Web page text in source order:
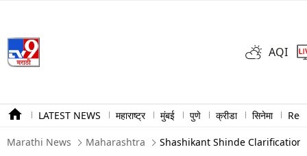
AQI
LATEST NEWS महाराष्ट्र मुंबई पुणे क्रीडा सिनेमा
Marathi News Maharashtra Shashikant Shinde Clarification